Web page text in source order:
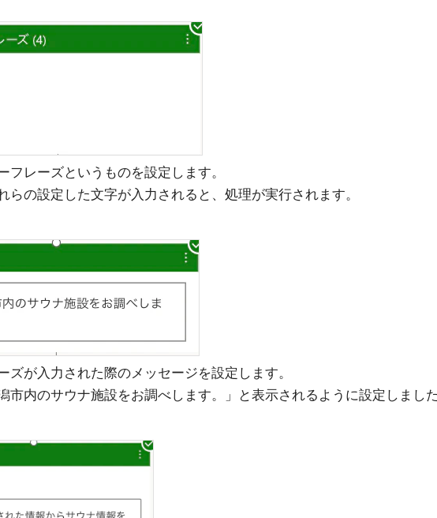
フレーズというものを設定します。
らの設定した文字が入力されると、処理が実行されます。
ズが入力された際のメッセージを設定します。
市内のサウナ施設をお調べします。」と表示されるように設定しました